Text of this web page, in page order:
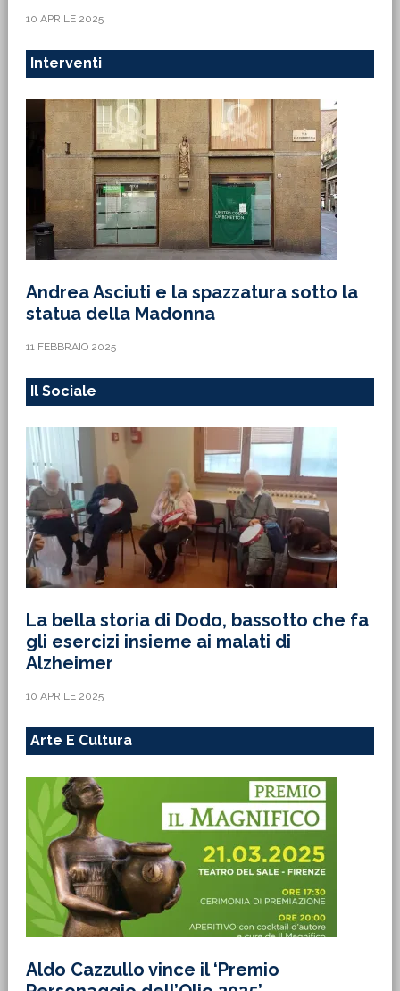
10 APRILE 2025
Interventi
Andrea Asciuti e la spazzatura sotto la
statua della Madonna
11 FEBBRAIO 2025
Il Sociale
La bella storia di Dodo, bassotto che fa
gli esercizi insieme ai malati di
Alzheimer
10 APRILE 2025
Arte E Cultura
Aldo Cazzullo vince il ‘Premio